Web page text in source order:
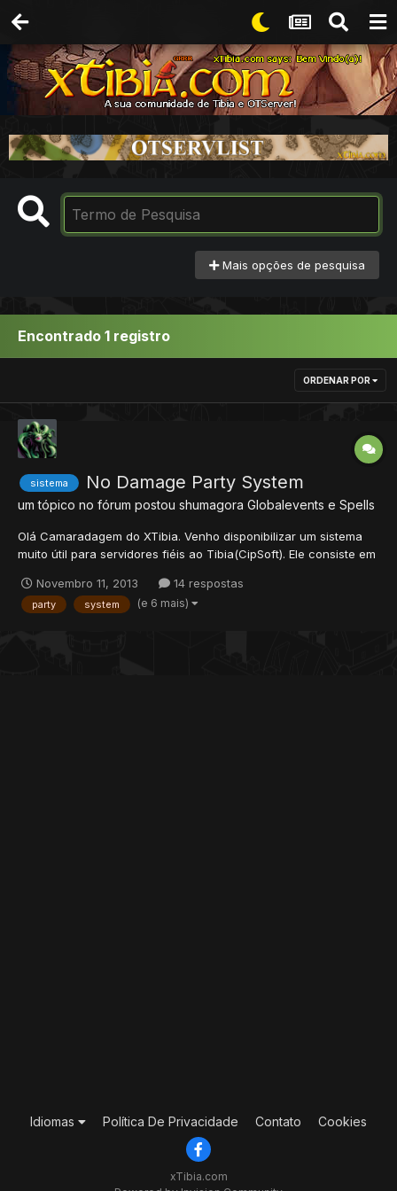
Mais opções de pesquisa
Encontrado 1 registro
ORDENAR POR
sistema No Damage Party System
um tópico no fórum postou shumagora Globalevents e Spells
Olá Camaradagem do XTibia. Venho disponibilizar um sistema
muito útil para servidores fiéis ao Tibia(CipSoft). Ele consiste em
Não posso afirmar se funcionará em todos os servidores,
testado somente em 10.1. config.lua noDamageTo...
Novembro 11, 2013 14 respostas
party system (e 6 mais)
Idiomas Política De Privacidade Contato Cookies
xTibia.com